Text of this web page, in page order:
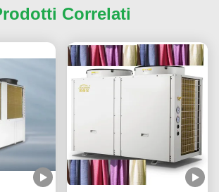
Correlati